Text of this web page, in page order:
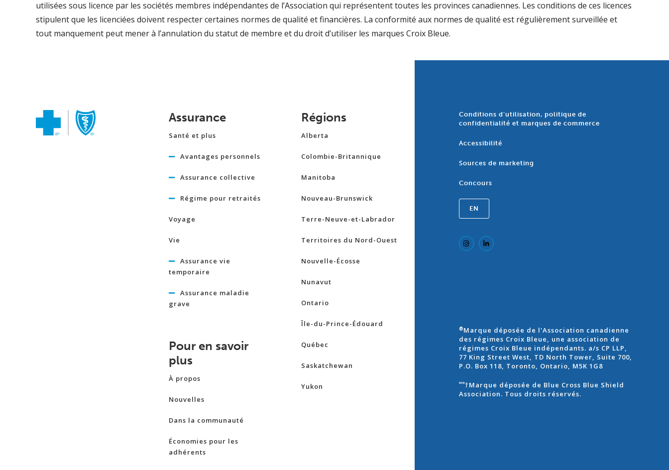
utilisées sous licence par les sociétés membres indépendantes de l’Association qui représentent toutes les provinces canadiennes. Les conditions de ces licences
stipulent que les licenciées doivent respecter certaines normes de qualité et financières. La conformité aux normes de qualité est régulièrement surveillée et
tout manquement peut mener à l’annulation du statut de membre et du droit d’utiliser les marques Croix Bleue.
Assurance
Santé et plus
Avantages personnels
Assurance collective
Régime pour retraités
Voyage
Vie
Assurance vie
temporaire
Assurance maladie
grave
Pour en savoir
plus
À propos
Nouvelles
Dans la communauté
Économies pour les
adhérents
Régions
Alberta
Colombie-Britannique
Manitoba
Nouveau-Brunswick
Terre-Neuve-et-Labrador
Territoires du Nord-Ouest
Nouvelle-Écosse
Nunavut
Ontario
Île-du-Prince-Édouard
Québec
Saskatchewan
Yukon
Conditions d’utilisation, politique de
confidentialité et marques de commerce
Accessibilité
Sources de marketing
Concours
EN
®Marque déposée de l'Association canadienne
des régimes Croix Bleue, une association de
régimes Croix Bleue indépendants. a/s CP LLP,
77 King Street West, TD North Tower, Suite 700,
P.O. Box 118, Toronto, Ontario, M5K 1G8
ᴹᴰ†Marque déposée de Blue Cross Blue Shield
Association. Tous droits réservés.